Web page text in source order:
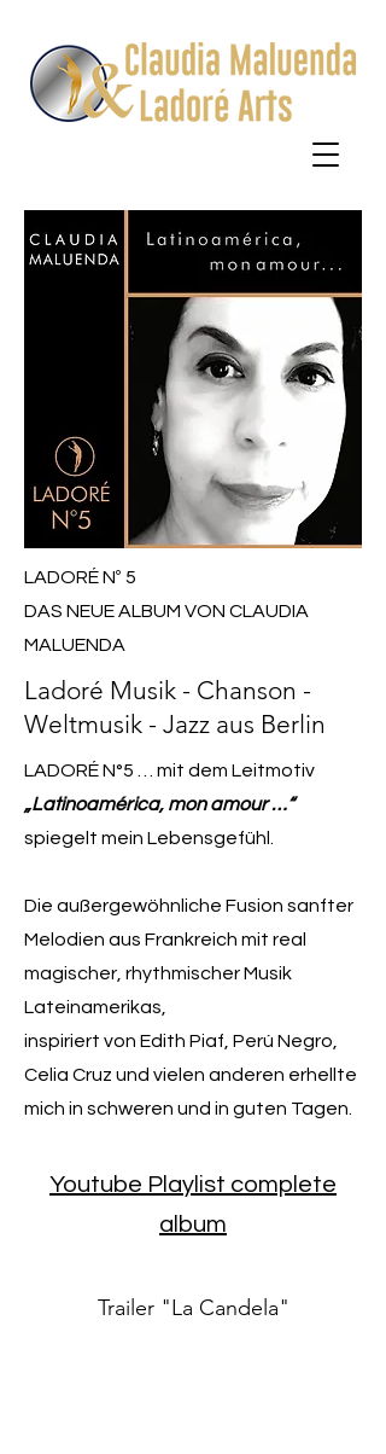
LADORÉ Nº 5
DAS NEUE ALBUM VON CLAUDIA
MALUENDA
Ladoré Musik - Chanson -
Weltmusik - Jazz aus Berlin
LADORÉ N°5 … mit dem Leitmotiv
„Latinoamérica, mon amour …“
spiegelt mein Lebensgefühl.
Die außergewöhnliche Fusion sanfter
Melodien aus Frankreich mit real
magischer, rhythmischer Musik
Lateinamerikas,
inspiriert von Edith Piaf, Perú Negro,
Celia Cruz und vielen anderen erhellte
mich in schweren und in guten Tagen.
Youtube Playlist complete
album
Trailer "La Candela"